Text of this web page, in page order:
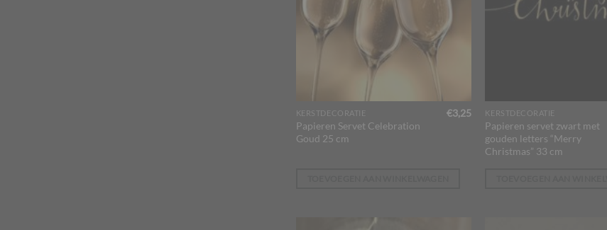
KERSTDECORATIE
Papieren Servet Celebration
Goud 25 cm
€3,25 KERSTDECORATIE
Papieren servet zwart met
gouden letters “Merry
Christmas” 33 cm